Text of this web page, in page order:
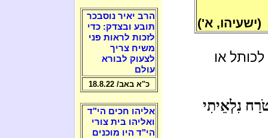
(ישעיהו, א')
או
נִלְאֵיתִי
הרב יאיר נוסבכר
תובע ובצדק: כדי
לזכות לראות פני
משיח צריך
לצעוק לבורא
עולם
כ"א באב/ 18.8.22
אליהו חכים הי"ד
ואליהו בית צורי
הי"ד היו מוכנים